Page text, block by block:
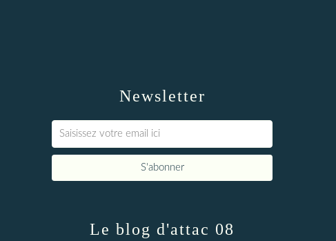
Newsletter
Le blog d'attac 08